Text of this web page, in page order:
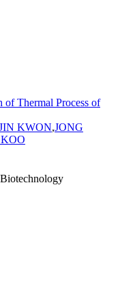
of Thermal Process of
KWON,JONG